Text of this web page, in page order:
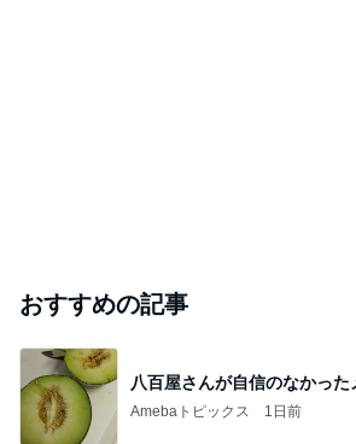
おすすめの記事
八百屋さんが自信のなかった
Amebaトピックス 1日前